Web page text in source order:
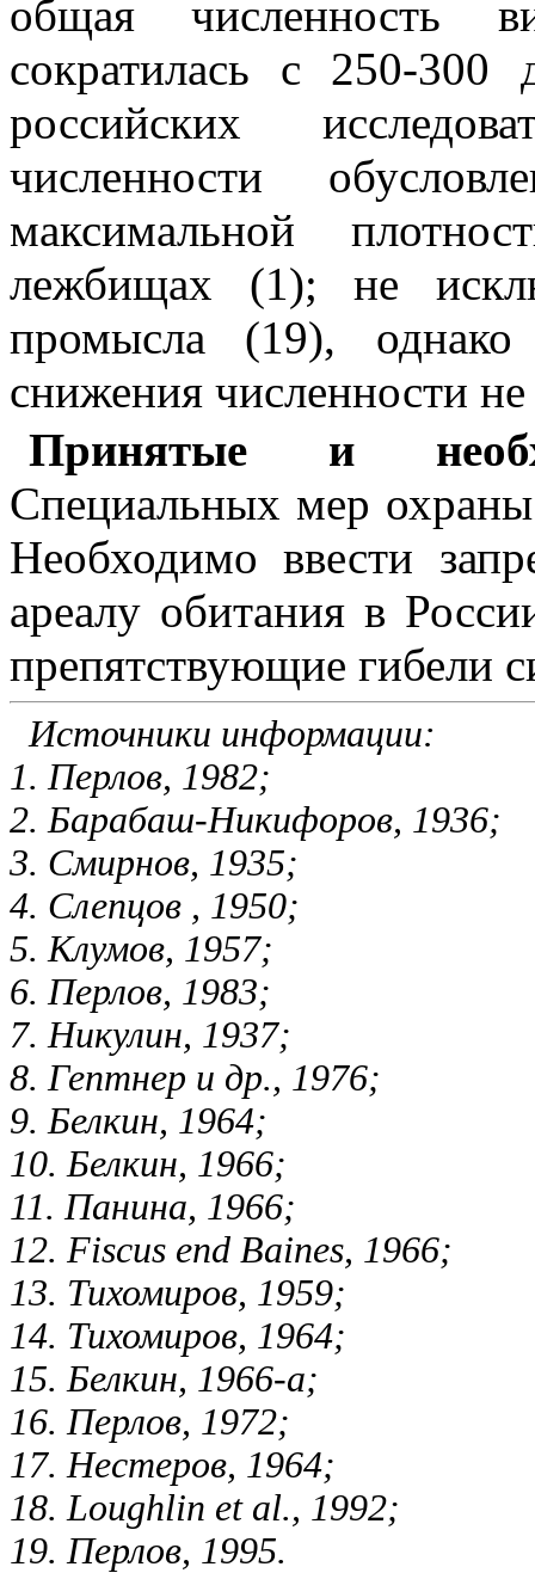
общая численность
сократилась с 250-
российских
численности
максимальной
лежбищах (1); не
промысла (19),
снижения численности
Принятые и
Специальных мер
Необходимо ввести
ареалу обитания в
препятствующие гибели
Источники информации:
1. Перлов, 1982;
2. Барабаш-Никифоров, 1936;
3. Смирнов, 1935;
4. Слепцов , 1950;
5. Клумов, 1957;
6. Перлов, 1983;
7. Никулин, 1937;
8. Гептнер и др., 1976;
9. Белкин, 1964;
10. Белкин, 1966;
11. Панина, 1966;
12. Fiscus end Baines, 1966;
13. Тихомиров, 1959;
14. Тихомиров, 1964;
15. Белкин, 1966-а;
16. Перлов, 1972;
17. Нестеров, 1964;
18. Loughlin et al., 1992;
19. Перлов, 1995.